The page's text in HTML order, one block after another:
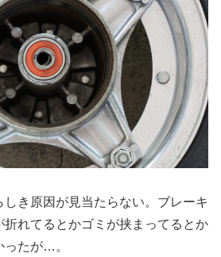
き原因が見当たらない。ブレーキ
折れてるとかゴミが挟まってるとか
ったが…。